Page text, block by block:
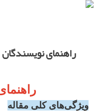
راهنمای نویسندگان
ویژگی‌های کلی مقاله